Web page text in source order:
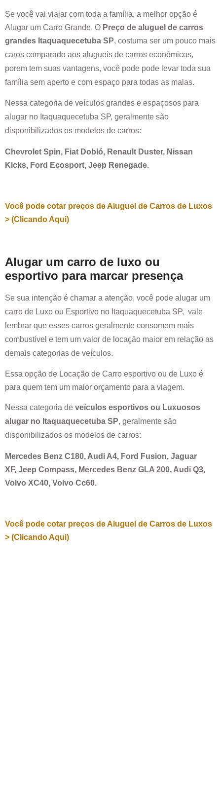
Se você vai viajar com toda a família, a melhor opção é
Alugar um Carro Grande. O Preço de aluguel de carros
grandes Itaquaquecetuba SP, costuma ser um pouco mais
caros comparado aos alugueis de carros econômicos,
porem tem suas vantagens, você pode pode levar toda sua
família sem aperto e com espaço para todas as malas.
Nessa categoria de veículos grandes e espaçosos para
alugar no Itaquaquecetuba SP, geralmente são
disponibilizados os modelos de carros:
Chevrolet Spin, Fiat Dobló, Renault Duster, Nissan
Kicks, Ford Ecosport, Jeep Renegade.
Você pode cotar preços de Aluguel de Carros de Luxos
> (Clicando Aqui)
Alugar um carro de luxo ou
esportivo para marcar presença
Se sua intenção é chamar a atenção, você pode alugar um
carro de Luxo ou Esportivo no Itaquaquecetuba SP, vale
lembrar que esses carros geralmente consomem mais
combustível e tem um valor de locação maior em relação as
demais categorias de veículos.
Essa opção de Locação de Carro esportivo ou de Luxo é
para quem tem um maior orçamento para a viagem.
Nessa categoria de veículos esportivos ou Luxuosos
alugar no Itaquaquecetuba SP, geralmente são
disponibilizados os modelos de carros:
Mercedes Benz C180, Audi A4, Ford Fusion, Jaguar
XF, Jeep Compass, Mercedes Benz GLA 200, Audi Q3,
Volvo XC40, Volvo Cc60.
Você pode cotar preços de Aluguel de Carros de Luxos
> (Clicando Aqui)